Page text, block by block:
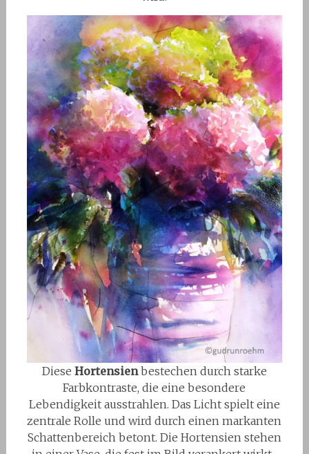
Diese Hortensienbestechen durch starke
Farbkontraste, die eine besondere
Lebendigkeit ausstrahlen. Das Licht spielt eine
zentrale Rolle und wird durch einen markanten
Schattenbereich betont. Die Hortensien stehen